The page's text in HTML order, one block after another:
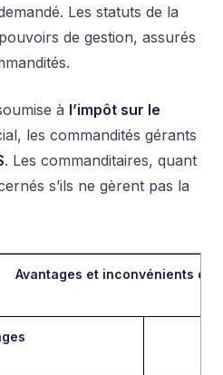
Les statuts de la
de gestion, assurés
à l’impôt sur le
les commandités gérants
. Les commanditaires, quant
s’ils ne gèrent pas la
Avantages et inconvénients de